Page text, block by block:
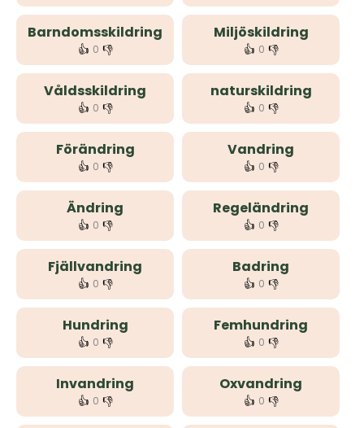
Barndomsskildring
👍 0 👎
Miljöskildring
👍 0 👎
Våldsskildring
👍 0 👎
naturskildring
👍 0 👎
Förändring
👍 0 👎
Vandring
👍 0 👎
Ändring
👍 0 👎
Regeländring
👍 0 👎
Fjällvandring
👍 0 👎
Badring
👍 0 👎
Hundring
👍 0 👎
Femhundring
👍 0 👎
Invandring
👍 0 👎
Oxvandring
👍 0 👎